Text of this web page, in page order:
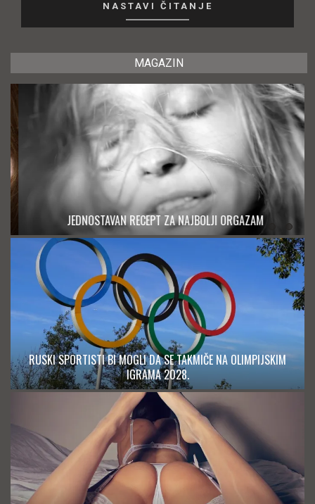
NASTAVI ČITANJE
MAGAZIN
JEDNOSTAVAN RECEPT ZA NAJBOLJI ORGAZAM
RUSKI SPORTISTI BI MOGLI DA SE TAKMIČE NA OLIMPIJSKIM
IGRAMA 2028.